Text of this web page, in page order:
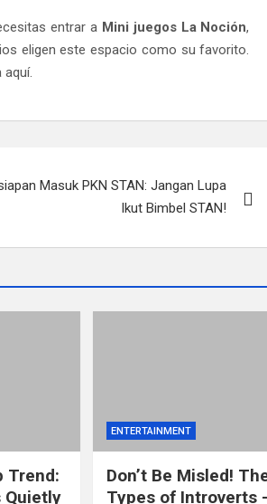
entrar a Mini juegos La Noción,
eligen este espacio como su favorito.
Masuk PKN STAN: Jangan Lupa
Ikut Bimbel STAN!
Trend:
Quietly
ENTERTAINMENT
Don’t Be Misled!
Types of Introverts